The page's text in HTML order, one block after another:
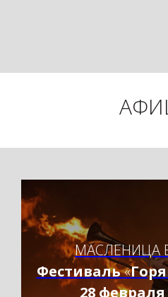
МАСЛЕНИЦА
Фестиваль«
28